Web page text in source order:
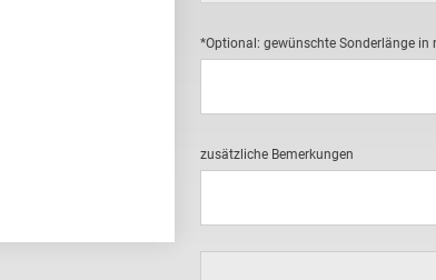
*Optional: gewünschte Sonderlänge in
zusätzliche Bemerkungen